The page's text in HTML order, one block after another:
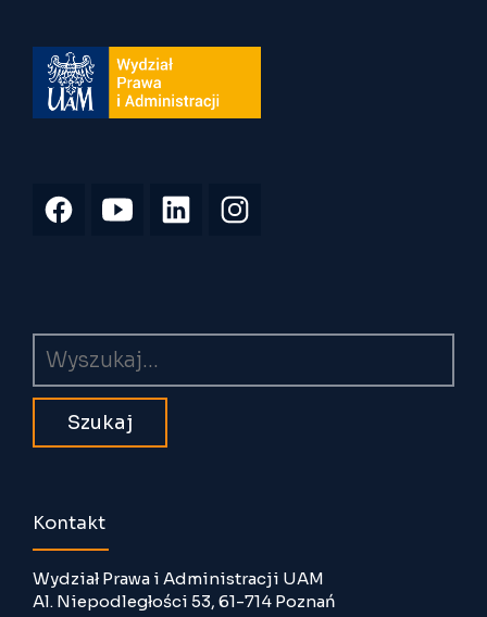
Wyszukiwarka
Kontakt
Wydział Prawa i Administracji UAM
Al. Niepodległości 53, 61-714 Poznań